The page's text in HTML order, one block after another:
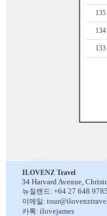
135
134
133
ILOVENZ Travel
34 Harvard Avenue,
뉴질랜드: +64 27 648 9785
이메일:
카톡: ilovejames